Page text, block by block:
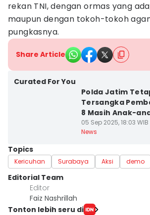
rekan TNI, dengan ormas yang
maupun dengan tokoh-tokoh
pungkasnya.
Share Article
Curated For You
Polda Jatim
Tersangka
8 Masih Anak-
05 Sep 2025, 18:03 WIB
News
Topics
Kericuhan Surabaya Aksi demo
Editorial Team
Editor
Faiz Nashrillah
Tonton lebih seru di